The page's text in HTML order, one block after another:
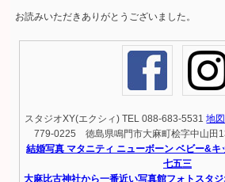
お読みいただきありがとうございました。
スタジオXY(エクシィ) TEL 088-683-5531地
779-0225 徳島県鳴門市大麻町桧字中山田
結婚写真 マタニティ ニューボーン ベビー&
七五三
大麻比古神社から一番近い写真館フォトスタ